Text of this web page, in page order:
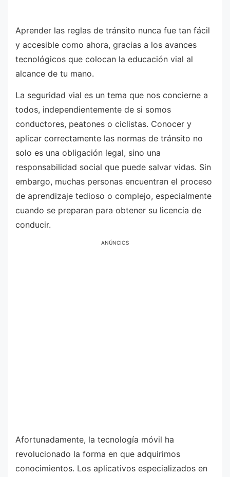
Aprender las reglas de tránsito nunca fue tan fácil
y accesible como ahora, gracias a los avances
tecnológicos que colocan la educación vial al
alcance de tu mano.
La seguridad vial es un tema que nos concierne a
todos, independientemente de si somos
conductores, peatones o ciclistas. Conocer y
aplicar correctamente las normas de tránsito no
solo es una obligación legal, sino una
responsabilidad social que puede salvar vidas. Sin
embargo, muchas personas encuentran el proceso
de aprendizaje tedioso o complejo, especialmente
cuando se preparan para obtener su licencia de
conducir.
ANÚNCIOS
Afortunadamente, la tecnología móvil ha
revolucionado la forma en que adquirimos
conocimientos. Los aplicativos especializados en